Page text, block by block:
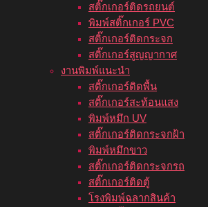
สติ๊กเกอร์ติดรถยนต์
พิมพ์สติ๊กเกอร์ PVC
สติ๊กเกอร์ติดกระจก
สติ๊กเกอร์สูญญากาศ
งานพิมพ์แนะนำ
สติ๊กเกอร์ติดพื้น
สติ๊กเกอร์สะท้อนแสง
พิมพ์หมึก UV
สติ๊กเกอร์ติดกระจกฝ้า
พิมพ์หมึกขาว
สติ๊กเกอร์ติดกระจกรถ
สติ๊กเกอร์ติดตู้
โรงพิมพ์ฉลากสินค้า